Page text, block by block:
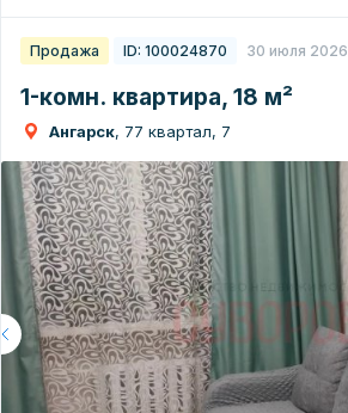
Продажа ID: 100024870 30 июля 2026
1-комн. квартира, 18 м²
Ангарск, 77 квартал, 7